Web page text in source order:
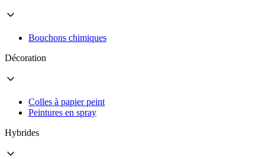
Bouchons chimiques
Décoration
Colles à papier peint
Peintures en spray
Hybrides